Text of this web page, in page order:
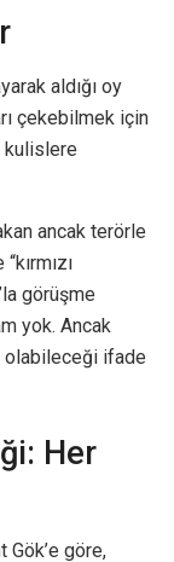
aldığı oy
çekebilmek için
kulislere
ancak terörle
görüşme
yok. Ancak
olabileceği ifade
Her
göre,